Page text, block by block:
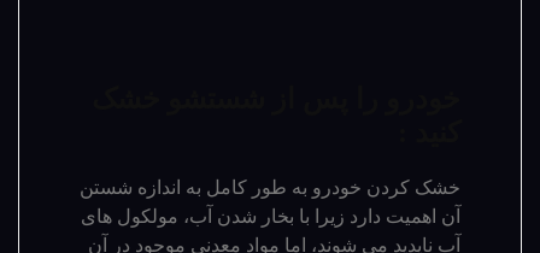
خشک کردن خودرو به طور کامل به اندازه شستن
آن اهمیت دارد زیرا با بخار شدن آب، مولکول های
آب ناپدید می شوند، اما مواد معدنی موجود در آن